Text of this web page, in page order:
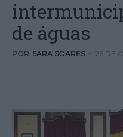
de águas
POR SARA SOARES - 26 DE